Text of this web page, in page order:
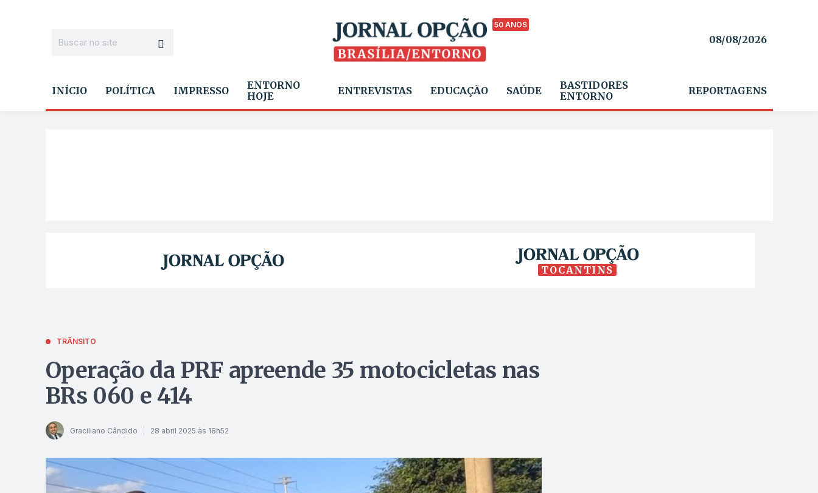
50 ANOS
08/08/2026
INÍCIO POLÍTICA IMPRESSO
ENTORNO
HOJE
ENTREVISTAS EDUCAÇÃO SAÚDE
BASTIDORES
ENTORNO
REPORTAGENS
TOCANTINS
TRÂNSITO
Operação da PRF apreende 35 motocicletas nas
BRs 060 e 414
Graciliano Cândido 28 abril 2025 às 18h52